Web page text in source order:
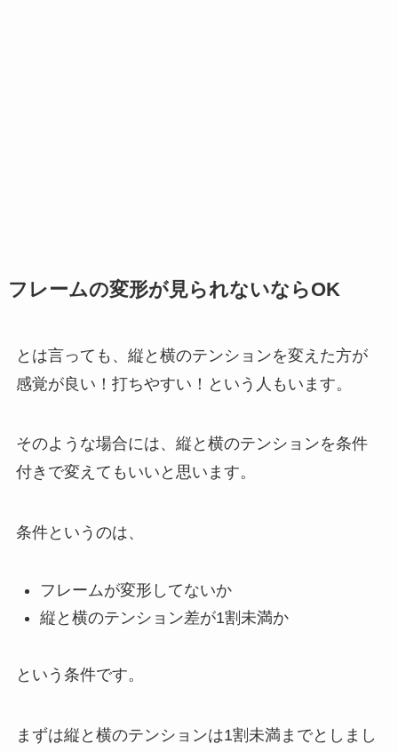
フレームの変形が見られないならOK
とは言っても、縦と横のテンションを変えた方が
感覚が良い！打ちやすい！という人もいます。
そのような場合には、縦と横のテンションを条件
付きで変えてもいいと思います。
条件というのは、
フレームが変形してないか
縦と横のテンション差が1割未満か
という条件です。
まずは縦と横のテンションは1割未満までとしまし